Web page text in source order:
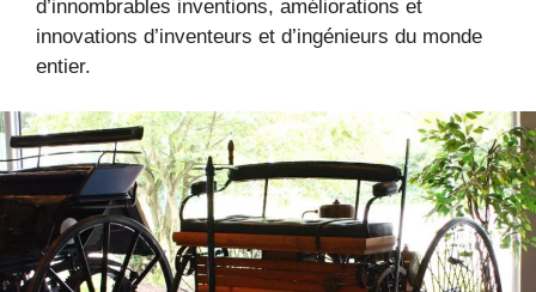
d’innombrables inventions, améliorations et
innovations d’inventeurs et d’ingénieurs du monde
entier.